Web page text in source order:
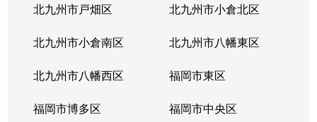
北九州市戸畑区 北九州市小倉北区
北九州市小倉南区 北九州市八幡東区
北九州市八幡西区 福岡市東区
福岡市博多区 福岡市中央区